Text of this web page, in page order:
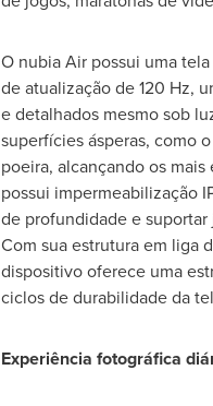
O nubia Air possui uma
de atualização de 120 Hz,
e detalhados mesmo sob
superfícies ásperas, como
poeira, alcançando os
possui impermeabilização
de profundidade e suportar
Com sua estrutura em liga
dispositivo oferece uma
ciclos de durabilidade da
Experiência fotográfica